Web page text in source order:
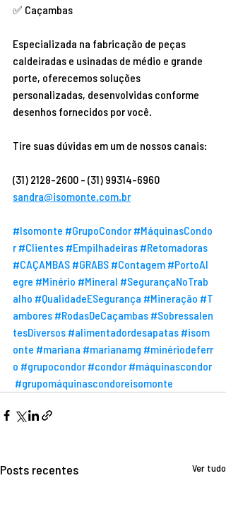
✅ Caçambas
Especializada na fabricação de peças
caldeiradas e usinadas de médio e grande
porte, oferecemos soluções
personalizadas, desenvolvidas conforme
desenhos fornecidos por você.
Tire suas dúvidas em um de nossos canais:
(31) 2128-2600 - (31) 99314-6960
sandra@isomonte.com.br
#Isomonte #GrupoCondor #MáquinasCondo
r #Clientes #Empilhadeiras #Retomadoras
#CAÇAMBAS #GRABS #Contagem #PortoAl
egre #Minério #Mineral #SegurançaNoTrab
alho #QualidadeESegurança #Mineração #T
ambores #RodasDeCaçambas #Sobressalen
tesDiversos #alimentadordesapatas #isom
onte #mariana #marianamg #minériodeferr
o #grupocondor #condor #máquinascondor
#grupomáquinascondoreisomonte
Posts recentes Ver tudo